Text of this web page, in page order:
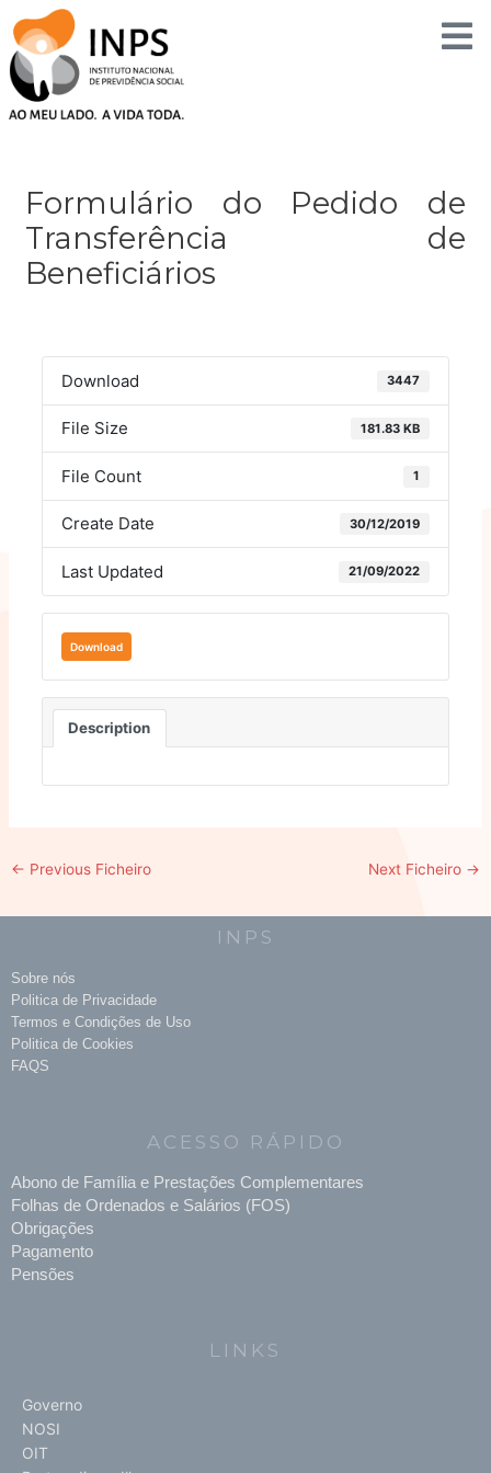
to
content
Formulário do Pedido de
Transferência de
Beneficiários
Download 3447
File Size 181.83 KB
File Count 1
Create Date 30/12/2019
Last Updated 21/09/2022
Download
Description
← Previous Ficheiro Next Ficheiro →
INPS
Sobre nós
Politica de Privacidade
Termos e Condições de Uso
Politica de Cookies
FAQS
ACESSO RÁPIDO
Abono de Família e Prestações Complementares
Folhas de Ordenados e Salários (FOS)
Obrigações
Pagamento
Pensões
LINKS
Governo
NOSI
OIT